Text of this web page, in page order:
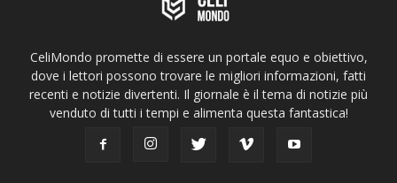
CeliMondo promette di essere un portale equo e obiettivo,
dove i lettori possono trovare le migliori informazioni, fatti
recenti e notizie divertenti. Il giornale è il tema di notizie più
venduto di tutti i tempi e alimenta questa fantastica!